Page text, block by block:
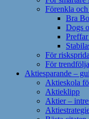
Förenkla
Bra
Dogs
För
För
Aktiesparande –
Aktieskola
Aktieklipp
Aktier –